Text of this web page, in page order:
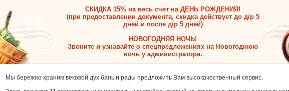
СКИДКА 15% на весь счет на ДЕНЬ РОЖДЕНИЯ!
(при предоставлении документа, скидка действует до д/р 5
дней и после д/р 5 дней)
НОВОГОДНЯЯ НОЧЬ!
Звоните и узнавайте о спецпредложениях на Новогоднюю
ночь у администратора.
Мы бережно храним вековой дух бань и рады предложить Вам высокачественный сервис.